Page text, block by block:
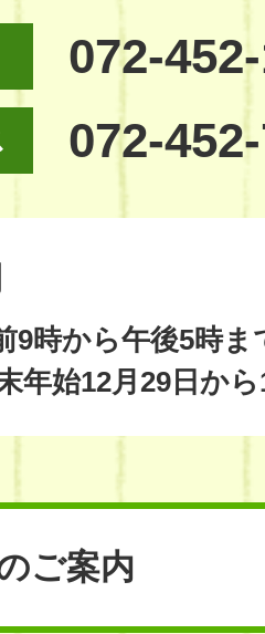
072-
072-
9時から午後5時ま
年始12月29日か
ご案内